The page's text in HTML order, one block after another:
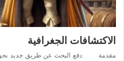
الاكتشافات الجغرافية
مقدمة دفع البحث عن طريق جديد نحو